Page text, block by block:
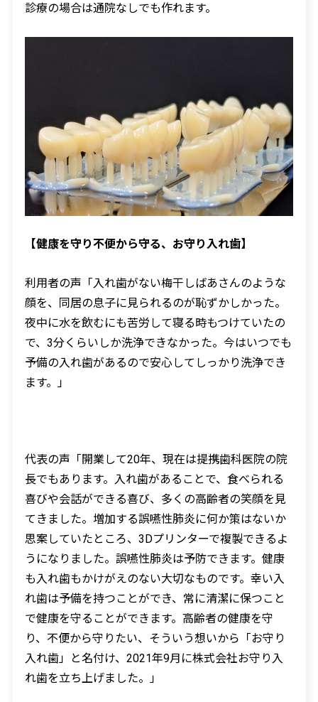
診療の場合は通院なしでも作れます。
【健康を守り不便から守る、お守り入れ歯】
利用者の声「入れ歯がない梅干しばあさんのような
顔を、同居の息子に見られるのが恥ずかしかった。
夜中に水を飲むにも苦労して寝る時もつけていたの
で、 3分くらいしか洗浄できなかった。今はいつでも
予備の入れ歯があるので安心してしっかり洗浄でき
ます。」
代表の声「開業して20年、現在は提携歯科医院の院
長でもあります。入れ歯があることで、食べられる
喜びや会話ができる喜び、多くの高齢者の笑顔を見
てきました。増加する誤嚥性肺炎に何か策はないか
思案していたところ、3Dプリンターで複製できるよ
うになりました。誤嚥性肺炎は予防できます。健康
も入れ歯もかけがえのない大切なものです。幸い入
れ歯は予備を持つことができ、常に清潔に保つこと
で健康を守ることができます。高齢者の健康を守
り、不便から守りたい、そういう想いから「お守り
入れ歯」と名付け、2021年9月に株式会社お守り入
れ歯を立ち上げました。」